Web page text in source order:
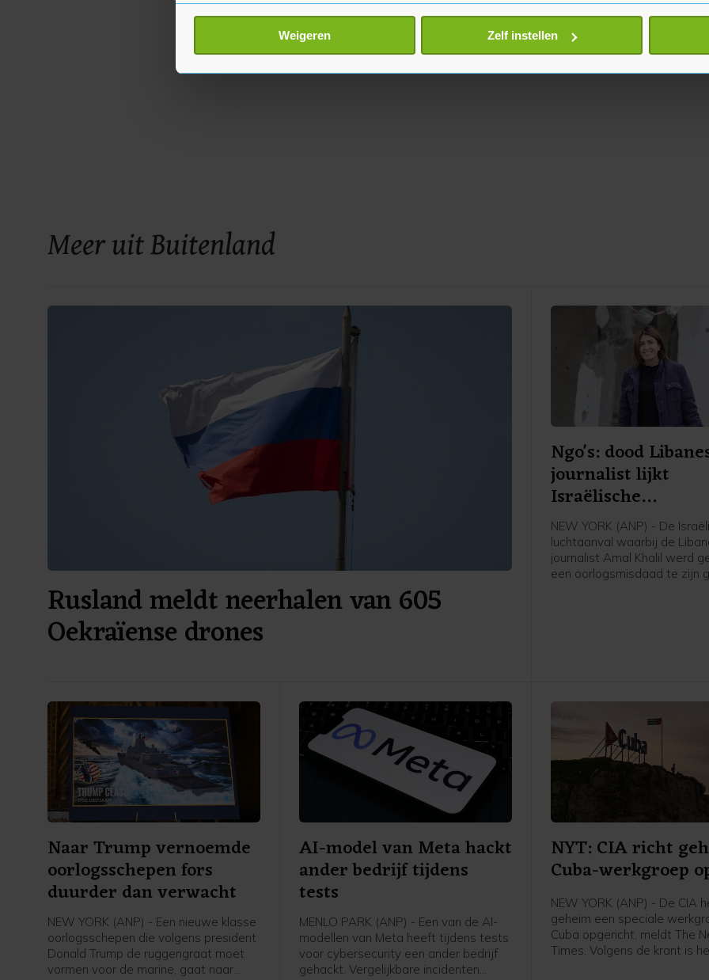
Uw apparaat identificeren door het actief te scannen op specifieke eigenschappen
Lees meer over hoe uw persoonlijke gegevens worden verwerkt en stel uw voorkeuren in het
toestemming op elk moment wijzigen of intrekken in de Cookieverklaring.
Weigeren Zelf instellen
Meer uit Buitenland
Rusland meldt neerhalen van 605
Oekraïense drones
Ngo's: dood
journalist lijkt
Israëlische
oorlogsmisdaad
NEW YORK (ANP) - De
luchtaanval waarbij de
journalist Amal Khalil werd
een oorlogsmisdaad te zijn
Naar Trump vernoemde
oorlogsschepen fors
duurder dan verwacht
NEW YORK (ANP) - Een nieuwe klasse
oorlogsschepen die volgens president
Donald Trump de ruggengraat moet
vormen voor de marine, gaat naar
AI-model van Meta hackt
ander bedrijf tijdens
tests
MENLO PARK (ANP) - Een van de AI-
modellen van Meta heeft tijdens tests
voor cybersecurity een ander bedrijf
gehackt. Vergelijkbare incidenten
NYT: CIA richt
Cuba-werkgroep
NEW YORK (ANP) - De CIA
geheim een speciale
Cuba opgericht, meldt The
Times. Volgens de krant is